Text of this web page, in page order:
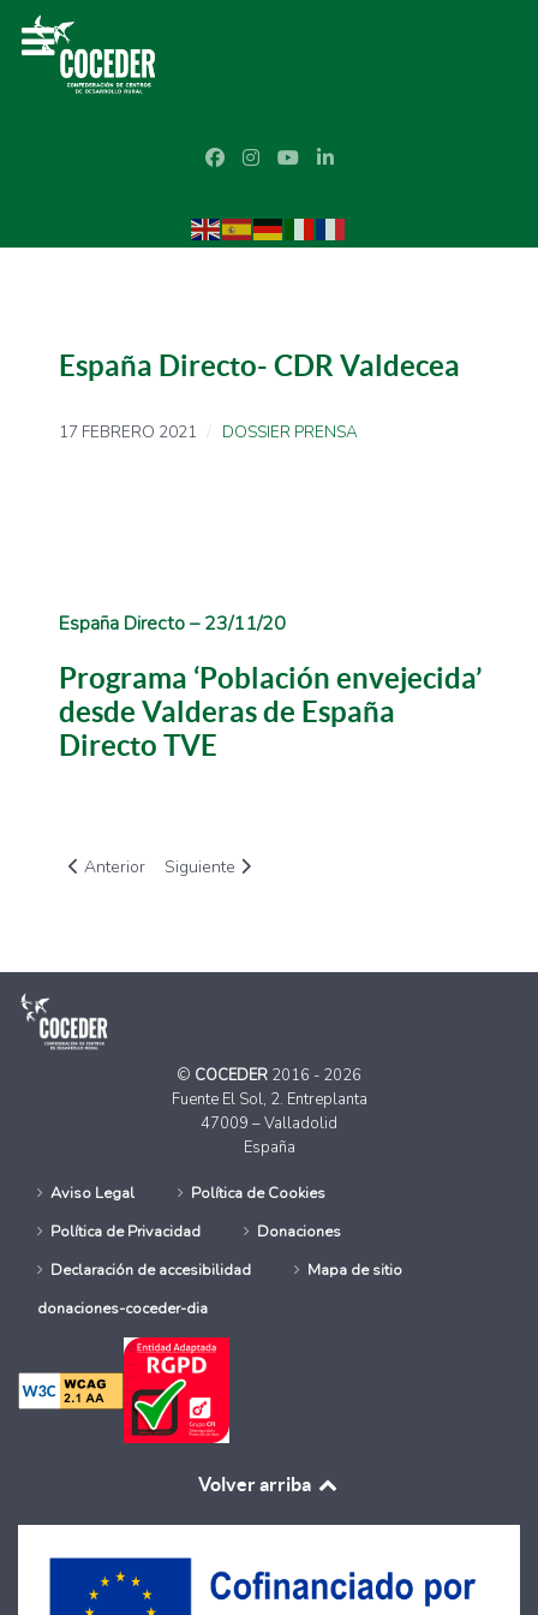
España Directo- CDR Valdecea
17 FEBRERO 2021 DOSSIER PRENSA
España Directo – 23/11/20
Programa ‘Población envejecida’
desde Valderas de España
Directo TVE
Artículo anterior: Magazine Telesafor- CDR La Safor
Anterior Artículo siguiente: Charla Plataforma ONG
Siguiente
© COCEDER 2016 - 2026
Fuente El Sol, 2. Entreplanta
47009 – Valladolid
España
Aviso Legal
Política de Cookies
Política de Privacidad
Donaciones
Declaración de accesibilidad
Mapa de sitio
donaciones-coceder-dia
Volver arriba